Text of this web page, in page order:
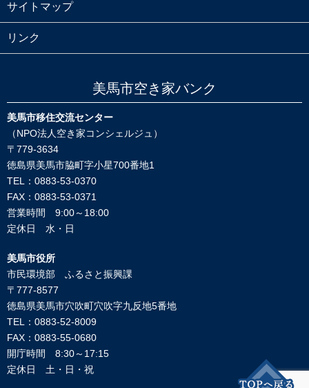
サイトマップ
リンク
美馬市空き家バンク
美馬市移住交流センター
（NPO法人空き家コンシェルジュ）
〒779-3634
徳島県美馬市脇町字小星700番地1
TEL：0883-53-0370
FAX：0883-53-0371
営業時間 9:00～18:00
定休日 水・日
美馬市役所
市民環境部 ふるさと振興課
〒777-8577
徳島県美馬市穴吹町穴吹字九反地5番地
TEL：0883-52-8009
FAX：0883-55-0680
開庁時間 8:30～17:15
定休日 土・日・祝